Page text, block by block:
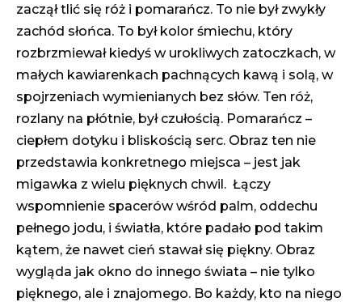
zaczął tlić się róż i pomarańcz. To nie był zwykły
zachód słońca. To był kolor śmiechu, który
rozbrzmiewał kiedyś w urokliwych zatoczkach, w
małych kawiarenkach pachnących kawą i solą, w
spojrzeniach wymienianych bez słów. Ten róż,
rozlany na płótnie, był czułością. Pomarańcz –
ciepłem dotyku i bliskością serc. Obraz ten nie
przedstawia konkretnego miejsca – jest jak
migawka z wielu pięknych chwil. Łączy
wspomnienie spacerów wśród palm, oddechu
pełnego jodu, i światła, które padało pod takim
kątem, że nawet cień stawał się piękny. Obraz
wygląda jak okno do innego świata – nie tylko
pięknego, ale i znajomego. Bo każdy, kto na niego